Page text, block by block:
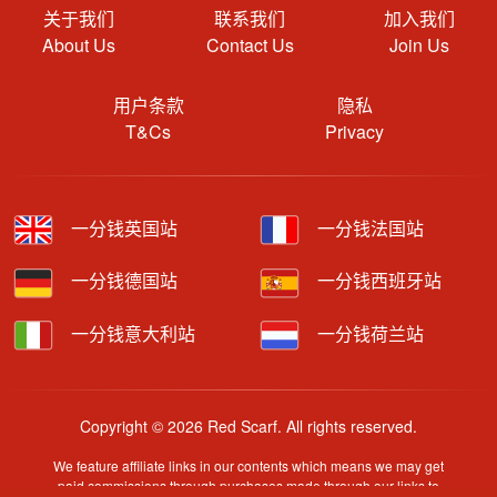
关于我们
About Us
联系我们
Contact Us
加入我们
Join Us
用户条款
T&Cs
隐私
Privacy
一分钱英国站 一分钱法国站
一分钱德国站 一分钱西班牙站
一分钱意大利站 一分钱荷兰站
Copyright © 2026 Red Scarf. All rights reserved.
We feature affiliate links in our contents which means we may get
paid commissions through purchases made through our links to